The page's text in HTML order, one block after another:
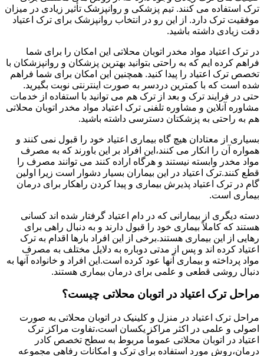
ترک استفاده می کنند. تیم پزشکی و روانپزشک تأثیر زیادی در میزان
موفقیت ترک دارد. از این رو در انتخاب روانپزشک برای ترک اعتیاد
دقت زیادی داشته باشید.
در ترک اعتیاد مواد مخدر اتوبان محلاتی این امکان را برای شما
فراهم کرده ایم که به راحتی بتوانید بهترین پزشکان و روانپزشکان با
تخصص ترک اعتیاد را پیدا کنید. همچنین این امکان برای شما فراهم
شده است که با کمترین دردسر به صورت اینترنتی نوبت بگیرید.
حتی در فرایند ترک و بعد از ترک هم می توانید با استفاده از خدمات
مشاوره آنلاین و مشاوره تلفنی ترک اعتیاد مواد مخدر اتوبان محلاتی
هم به راحتی به پزشکتان دسترسی داشته باشید.
بسیاری از معتادان هیچ گاه بیماری اعتیاد خود را قبول نمی کنند و
همواره آن را انکار می کنند،این افراد بر این باورند که به مصرف
مواد مخدر وابسته نیستند و هرگاه اراده کنند می توانند مصرف را
قطع کنند.ترک اعتیاد در این بیماران بسیار دشوار است زیرا اولین
گام در ترک اعتیاد پذیرش بیماری و پیدا کردن راهکار برای درمان
بیماری است.
دسته دیگری از بیمارانی که در دام اعتیاد گرفتار شده اند کسانی
هستند که کاملاً بیماری خود را قبول دارند و به دنبال راهی برای
رهایی از این بیماری هستند.برخی از این افراد بارها اقدام به ترک
اعتیاد کرده اند و پس از مدتی دوباره به دلایل مختلف به مصرف
مواد پرداخته و بیماری آنها عود کرده است.این افراد و خانواده آنها به
دنبال روشی قطعی و علمی برای درمان بیماری هستند.
مراحل ترک اعتیاد در اتوبان محلاتی چیست؟
مراحل ترک اعتیاد در منزل و کلینیک در اتوبان محلاتی به صورت
اصولی و علمی در اکثر مراکز یکسان است،تفاوت مراکز ترک
اعتیاد در اتوبان محلاتی عموماً مربوط به سطح تخصص کادر
درمان،روش مورد استفاده برای ترک و امکانات رفاهی مجموعه